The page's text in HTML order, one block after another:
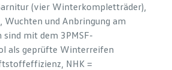
(vier Winterkompletträder),
Wuchten und Anbringung am
sind mit dem 3PMSF-
als geprüfte Winterreifen
NHK =